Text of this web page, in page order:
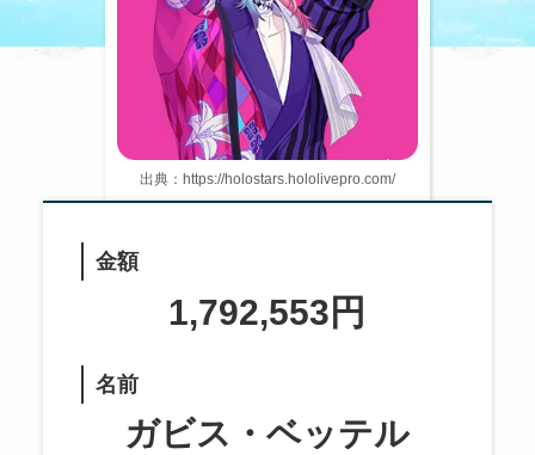
出典：https://holostars.hololivepro.com/
金額
1,792,553円
名前
ガビス・ベッテル